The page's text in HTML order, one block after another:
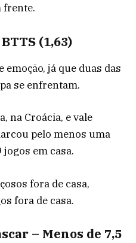
frente.
(1,63)
já que duas das
se enfrentam.
na Croácia, e vale
pelo menos uma
em casa.
fora de casa,
fora de casa.
– Menos de 7,5